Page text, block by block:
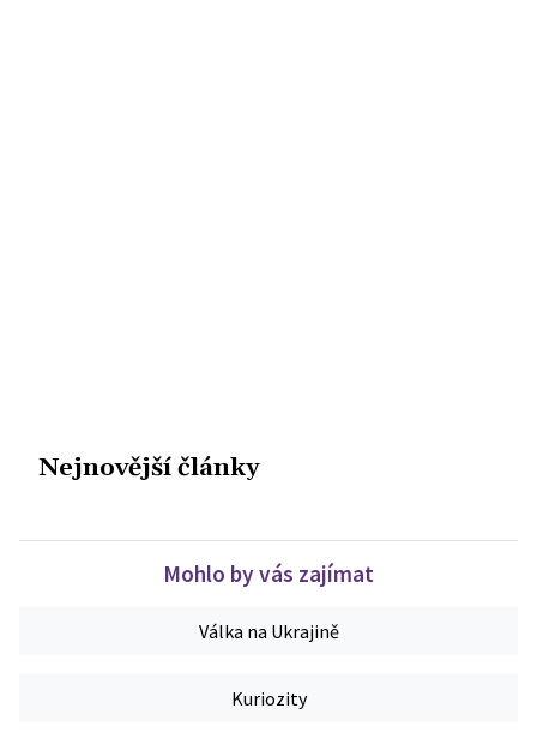
Nejnovější články
Mohlo by vás zajímat
Válka na Ukrajině
Kuriozity